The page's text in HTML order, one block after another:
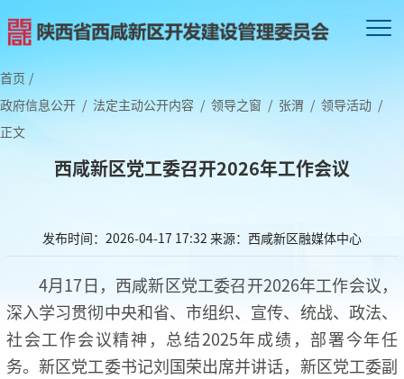
首页 /
政府信息公开 / 法定主动公开内容 / 领导之窗 / 张渭 / 领导活动 /
正文
西咸新区党工委召开2026年工作会议
发布时间：2026-04-17 17:32 来源：西咸新区融媒体中心
4月17日，西咸新区党工委召开2026年工作会议，
深入学习贯彻中央和省、市组织、宣传、统战、政法、
社会工作会议精神，总结2025年成绩，部署今年任
务。新区党工委书记刘国荣出席并讲话，新区党工委副